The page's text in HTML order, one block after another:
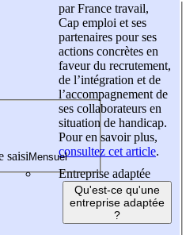
saisi
par France travail,
Cap emploi et ses
partenaires pour ses
actions concrètes en
faveur du recrutement,
de l’intégration et de
l’accompagnement de
ses collaborateurs en
situation de handicap.
Pour en savoir plus,
consultez cet article.
Entreprise adaptée
Qu'est-ce qu'une
entreprise adaptée
?